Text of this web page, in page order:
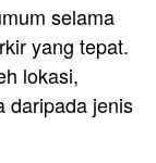
selama
yang tepat.
lokasi,
daripada jenis